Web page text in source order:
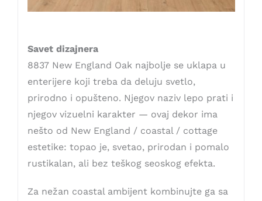
Savet dizajnera
8837 New England Oak najbolje se uklapa u
enterijere koji treba da deluju svetlo,
prirodno i opušteno. Njegov naziv lepo prati i
njegov vizuelni karakter — ovaj dekor ima
nešto od New England / coastal / cottage
estetike: topao je, svetao, prirodan i pomalo
rustikalan, ali bez teškog seoskog efekta.
Za nežan coastal ambijent kombinujte ga sa